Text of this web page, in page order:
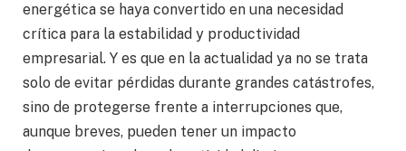
energética se haya convertido en una necesidad
crítica para la estabilidad y productividad
empresarial. Y es que en la actualidad ya no se trata
solo de evitar pérdidas durante grandes catástrofes,
sino de protegerse frente a interrupciones que,
aunque breves, pueden tener un impacto